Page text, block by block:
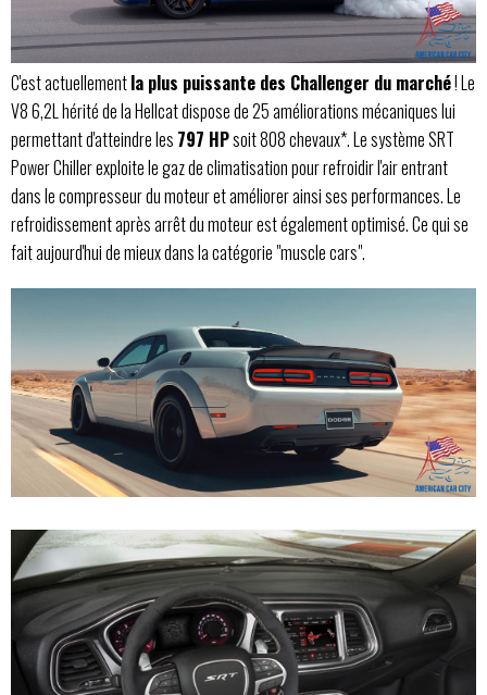
C'est actuellementla plus puissante des Challenger du marché! Le
V8 6,2L hérité de la Hellcat dispose de 25 améliorations mécaniques lui
permettant d'atteindre les 797 HPsoit 808 chevaux*. Le système SRT
Power Chiller exploite le gaz de climatisation pour refroidir l'air entrant
dans le compresseur du moteur et améliorer ainsi ses performances. Le
refroidissement après arrêt du moteur est également optimisé. Ce qui se
fait aujourd'hui de mieux dans la catégorie "muscle cars".